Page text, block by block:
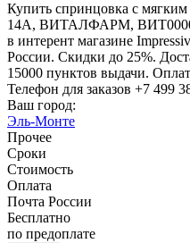
Купить спринцовка с
14А, ВИТАЛФАРМ,
в интерент магазине
России. Скидки до 25%.
15000 пунктов выдачи.
Телефон для заказов +7 499
Ваш город:
Эль-Монте
Прочее
Сроки
Стоимость
Оплата
Почта России
Бесплатно
по предоплате